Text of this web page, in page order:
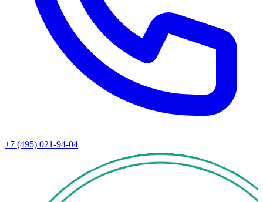
+7 (495) 021-94-04